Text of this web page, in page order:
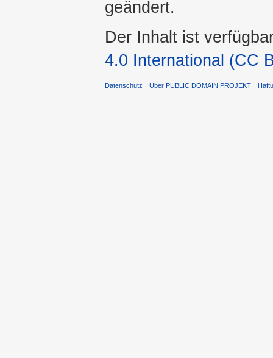
geändert.
Der Inhalt ist
4.0 International (CC
Datenschutz Über PUBLIC DOMAIN PROJEKT